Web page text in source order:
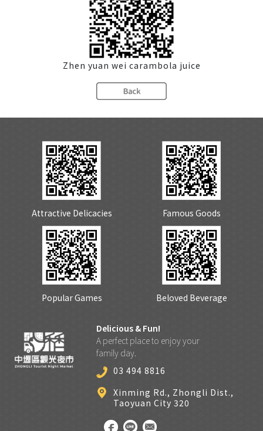
Zhen yuan wei carambola juice
Attractive Delicacies Famous Goods
Popular Games Beloved Beverage
Delicious & Fun!
A perfect place to enjoy your
family day.
03 494 8816
Xinming Rd., Zhongli Dist.,
Taoyuan City 320